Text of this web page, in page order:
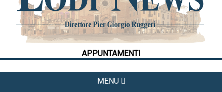
APPUNTAMENTI
MENU
POLITICA
LA FOTO
METEO
CULTURA